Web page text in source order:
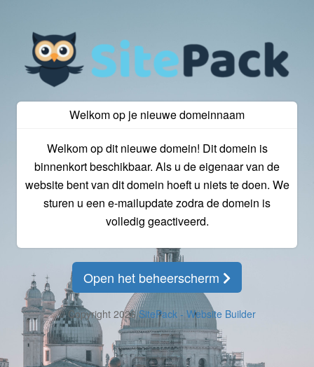
Welkom op je nieuwe domeinnaam
Welkom op dit nieuwe domein! Dit domein is
binnenkort beschikbaar. Als u de eigenaar van de
website bent van dit domein hoeft u niets te doen. We
sturen u een e-mailupdate zodra de domein is
volledig geactiveerd.
Open het beheerscherm
© Copyright 2026SitePack - Website Builder